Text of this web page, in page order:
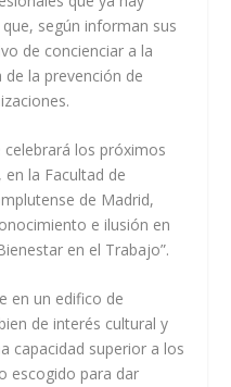
según informan sus
de concienciar a la
la prevención de
celebrará los próximos
la Facultad de
de Madrid,
e ilusión en
en el Trabajo”.
en un edifico de
de interés cultural y
capacidad superior a los
escogido para dar